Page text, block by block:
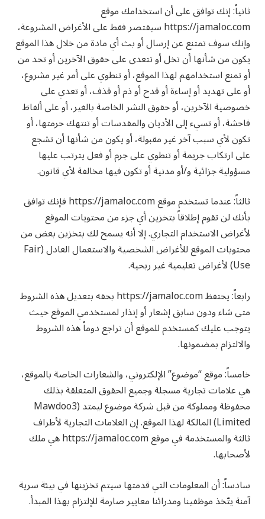
ثانياً: إنك توافق على أن استخدامك موقع
https://jamaloc.com سيقتصر فقط على الأغراض المشروعة،
وإنك سوف تمتنع عن إرسال أو بث أي مادة من خلال هذا الموقع
يكون من شأنها أن تخل أو تتعدى على حقوق الآخرين أو تحد من
أو تمنع استخدامهم لهذا الموقع، أو تنطوي على أمر غير مشروع،
أو على تهديد أو إساءة أو قدح أو ذم أو قذف، أو تعدي على
خصوصية الآخرين، أو حقوق النشر الخاصة بالغير، أو على ألفاظ
فاحشة، أو تسيء إلى الأديان والمقدسات أو تنتهك حرمتها، أو
تكون لأي سبب آخر غير مقبولة، أو يكون من شأنها أن تشجع
على ارتكاب جريمة أو تنطوي على جرم أو فعل يترتب عليها
مسؤولية جزائية و/أو مدنية أو تكون فيها مخالفة لأي قانون.
ثالثاً: عندما تستخدم موقع https://jamaloc.com فإنك توافق
بأنك لن تقوم إطلاقاً بتخزين أي جزء من محتويات الموقع
لأغراض الاستخدام التجاري. إلا أنه يسمح لك بتخزين بعض من
محتويات الموقع للأغراض الشخصية والاستعمال العادل (Fair
Use) لأغراض تعليمية غير ربحية.
رابعاً: يحتفظ https://jamaloc.com بحقه بتعديل هذه الشروط
متى شاء ودون سابق إشعار أو إنذار لمستخدمي الموقع حيث
يتوجب عليك كمستخدم للموقع أن تراجع دوماً هذه الشروط
والالتزام بمضمونها.
خامساً: موقع “موضوع” الإلكتروني، والشعارات الخاصة بالموقع،
هي علامات تجارية مسجلة وجميع الحقوق المتعلقة بذلك
محفوظة ومملوكة من قبل شركة موضوع ليمتد (Mawdoo3
Limited) المالكة لهذا الموقع. إن العلامات التجارية لأطراف
ثالثة والمستخدمة في موقع https://jamaloc.com هي ملك
لأصحابها.
سادساً: أن المعلومات التي قدمتها سيتم تخزينها في بيئة سرية
آمنة يتّخذ موظفينا ومدرائنا معايير صارمة للإلتزام بهذا المبدأ.‏